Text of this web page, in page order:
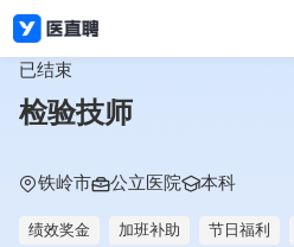
已结束
检验技师
铁岭市 公立医院 本科
绩效奖金 加班补助 节日福利